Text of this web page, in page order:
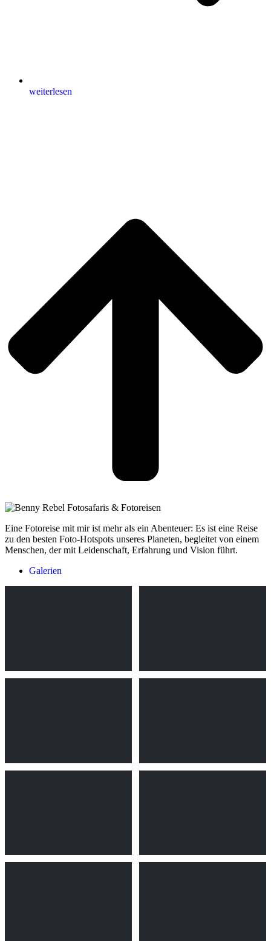
weiterlesen
Eine Fotoreise mit mir ist mehr als ein Abenteuer: Es ist eine Reise
zu den besten Foto-Hotspots unseres Planeten, begleitet von einem
Menschen, der mit Leidenschaft, Erfahrung und Vision führt.
Galerien